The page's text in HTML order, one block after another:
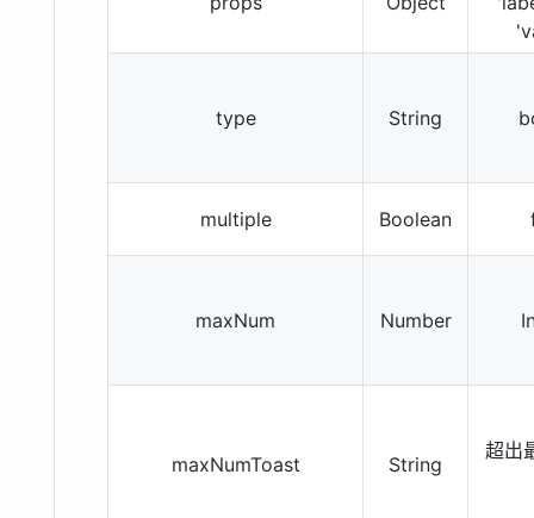
type String
multiple Boolean
maxNum Number
maxNumToast String
超出